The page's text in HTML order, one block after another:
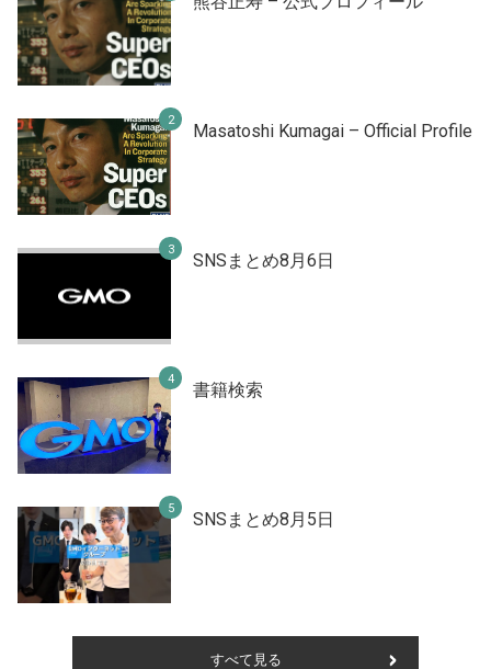
Masatoshi Kumagai – Official Profile
SNSまとめ8月6日
書籍検索
SNSまとめ8月5日
すべて見る